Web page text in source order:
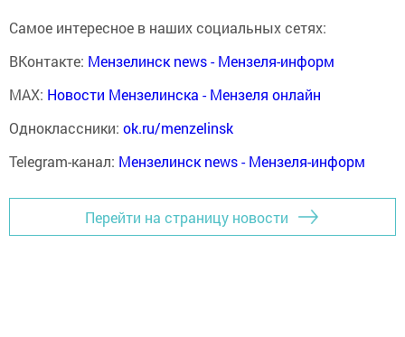
Самое интересное в наших социальных сетях:
ВКонтакте: Мензелинск news - Мензеля-информ
MAX: Новости Мензелинска - Мензеля онлайн
Одноклассники: ok.ru/menzelinsk
Telegram-канал: Мензелинск news - Мензеля-информ
Перейти на страницу новости